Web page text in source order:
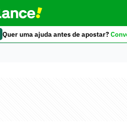
Quer uma ajuda antes de apostar?